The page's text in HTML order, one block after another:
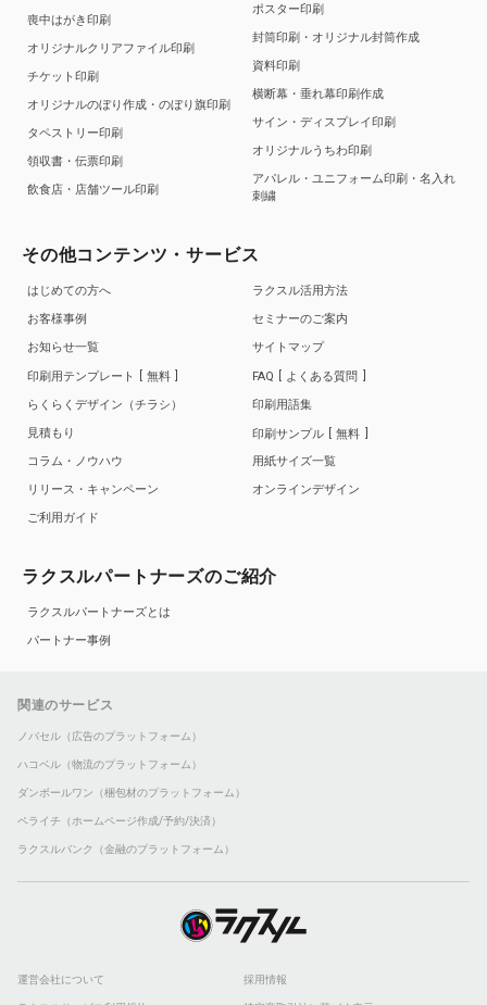
喪中はがき印刷
オリジナルクリアファイル印刷
チケット印刷
オリジナルのぼり作成・のぼり旗印刷
タペストリー印刷
領収書・伝票印刷
飲食店・店舗ツール印刷
ポスター印刷
封筒印刷・オリジナル封筒作成
資料印刷
横断幕・垂れ幕印刷作成
サイン・ディスプレイ印刷
オリジナルうちわ印刷
アパレル・ユニフォーム印刷・名入れ
刺繍
その他コンテンツ・サービス
はじめての方へ
お客様事例
お知らせ一覧
印刷用テンプレート
無料
らくらくデザイン（チラシ）
見積もり
コラム・ノウハウ
リリース・キャンペーン
ご利用ガイド
ラクスル活用方法
セミナーのご案内
サイトマップ
FAQ
よくある質問
印刷用語集
印刷サンプル
無料
用紙サイズ一覧
オンラインデザイン
ラクスルパートナーズのご紹介
ラクスルパートナーズとは
パートナー事例
関連のサービス
ノバセル（広告のプラットフォーム）
ハコベル（物流のプラットフォーム）
ダンボールワン（梱包材のプラットフォーム）
ペライチ（ホームページ作成/予約/決済）
ラクスルバンク（金融のプラットフォーム）
運営会社について 採用情報